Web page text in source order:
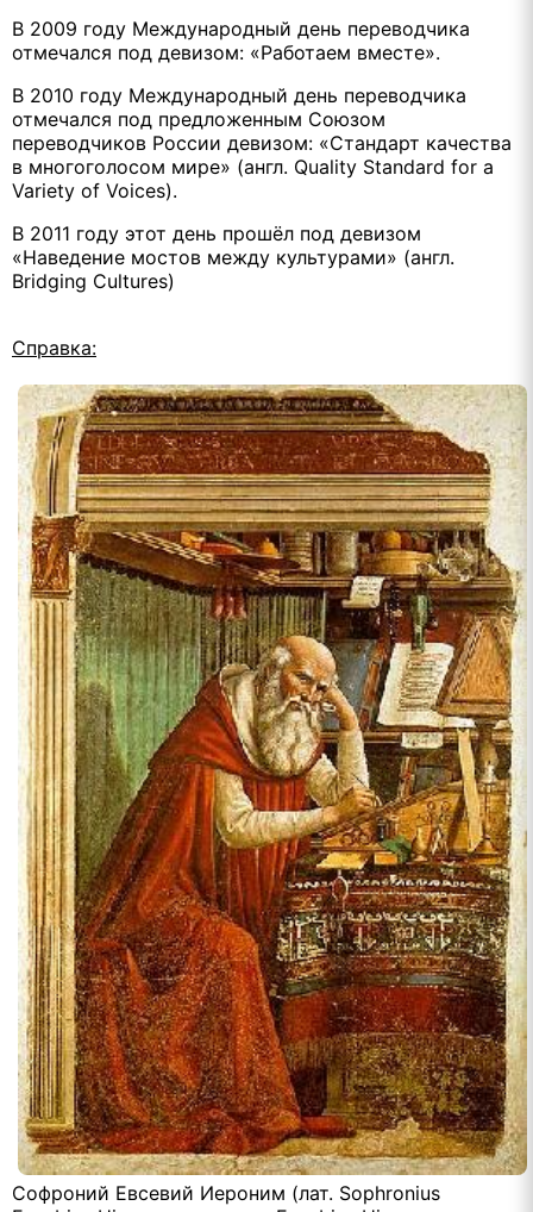
В 2009 году Международный день переводчика
отмечался под девизом: «Работаем вместе».
В 2010 году Международный день переводчика
отмечался под предложенным Союзом
переводчиков России девизом: «Стандарт качества
в многоголосом мире» (англ. Quality Standard for a
Variety of Voices).
В 2011 году этот день прошёл под девизом
«Наведение мостов между культурами» (англ.
Bridging Cultures)
Справка:
Софроний Евсевий Иероним (лат. Sophronius